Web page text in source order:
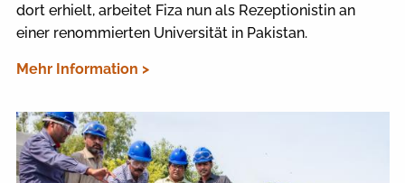
dort erhielt, arbeitet Fiza nun als Rezeptionistin an
einer renommierten Universität in Pakistan.
Mehr Information >